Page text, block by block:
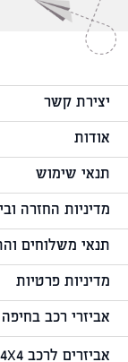
יצירת קשר
אודות
תנאי שימוש
מדיניות החזרה
תנאי משלוחים
מדיניות פרטיות
אביזרי רכב בחיפה
אביזרים לרכב 4X4